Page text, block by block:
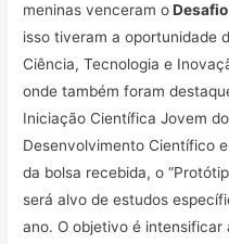
meninas venceram o
isso tiveram a oportunidade
Ciência, Tecnologia e
onde também foram
Iniciação Científica Jovem
Desenvolvimento Científico
da bolsa recebida, o
será alvo de estudos
ano. O objetivo é intensificar